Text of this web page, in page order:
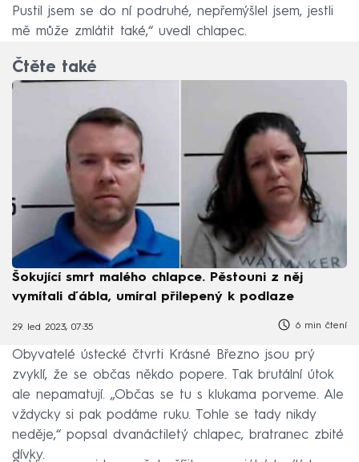
Pustil jsem se do ní podruhé, nepřemýšlel jsem, jestli
mě může zmlátit také,“ uvedl chlapec.
Čtěte také
Šokující smrt malého chlapce. Pěstouni z něj
vymítali ďábla, umíral přilepený k podlaze
29. led 2023, 07:35 6 min čtení
Obyvatelé ústecké čtvrti Krásné Březno jsou prý
zvyklí, že se občas někdo popere. Tak brutální útok
ale nepamatují. „Občas se tu s klukama porveme. Ale
vždycky si pak podáme ruku. Tohle se tady nikdy
neděje,“ popsal dvanáctiletý chlapec, bratranec zbité
dívky.